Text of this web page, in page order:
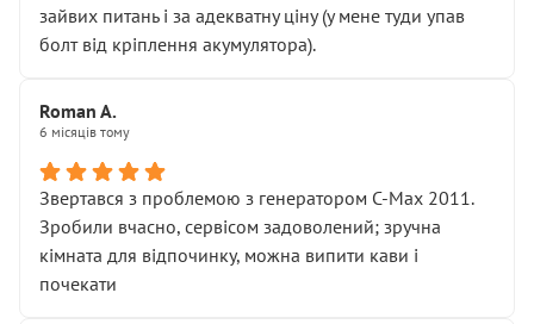
зайвих питань і за адекватну ціну (у мене туди упав
болт від кріплення акумулятора).
Roman A.
6 місяців тому
Звертався з проблемою з генератором C-Max 2011.
Зробили вчасно, сервісом задоволений; зручна
кімната для відпочинку, можна випити кави і
почекати